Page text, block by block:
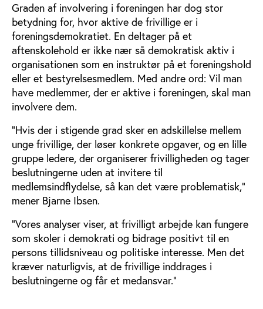
Graden af involvering i foreningen har dog stor
betydning for, hvor aktive de frivillige er i
foreningsdemokratiet. En deltager på et
aftenskolehold er ikke nær så demokratisk aktiv i
organisationen som en instruktør på et foreningshold
eller et bestyrelsesmedlem. Med andre ord: Vil man
have medlemmer, der er aktive i foreningen, skal man
involvere dem.
”Hvis der i stigende grad sker en adskillelse mellem
unge frivillige, der løser konkrete opgaver, og en lille
gruppe ledere, der organiserer frivilligheden og tager
beslutningerne uden at invitere til
medlemsindflydelse, så kan det være problematisk,”
mener Bjarne Ibsen.
”Vores analyser viser, at frivilligt arbejde kan fungere
som skoler i demokrati og bidrage positivt til en
persons tillidsniveau og politiske interesse. Men det
kræver naturligvis, at de frivillige inddrages i
beslutningerne og får et medansvar.”